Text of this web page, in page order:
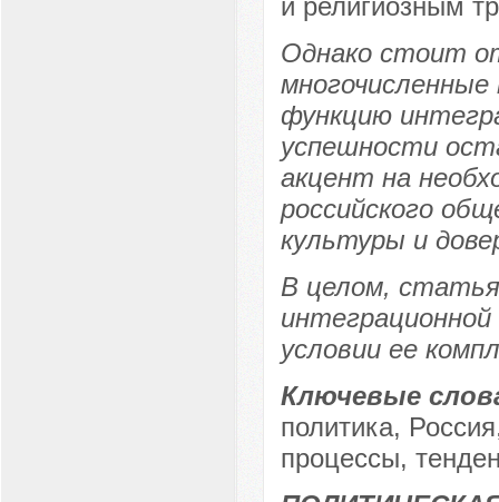
и религиозным
Однако стоит
функцию
успешности
акцент на
российского
культуры и
В целом, статья
условии ее
Ключевые
политика,
процессы,